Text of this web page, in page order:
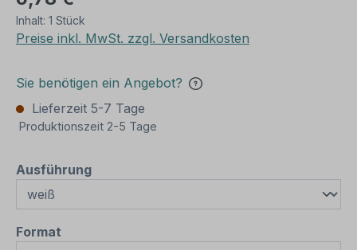
Inhalt: 1 Stück
Preise inkl. MwSt. zzgl. Versandkosten
Sie benötigen ein Angebot?
Lieferzeit 5-7 Tage
Produktionszeit 2-5 Tage
Ausführungauswählen
Format